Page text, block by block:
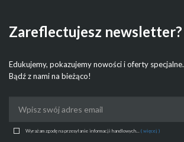
Zareflectujesz newsletter?
Edukujemy, pokazujemy nowości i oferty specjalne.
Bądź z nami na bieżąco!
Wyrażam zgodę na przesyłanie informacji handlowych... ( więcej )